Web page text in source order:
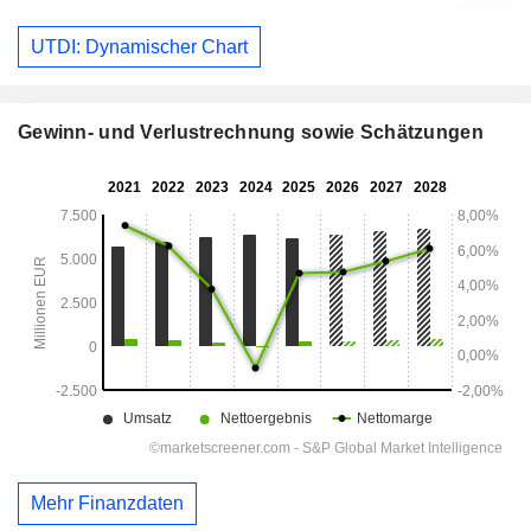
UTDI: Dynamischer Chart
Gewinn- und Verlustrechnung sowie Schätzungen
Mehr Finanzdaten